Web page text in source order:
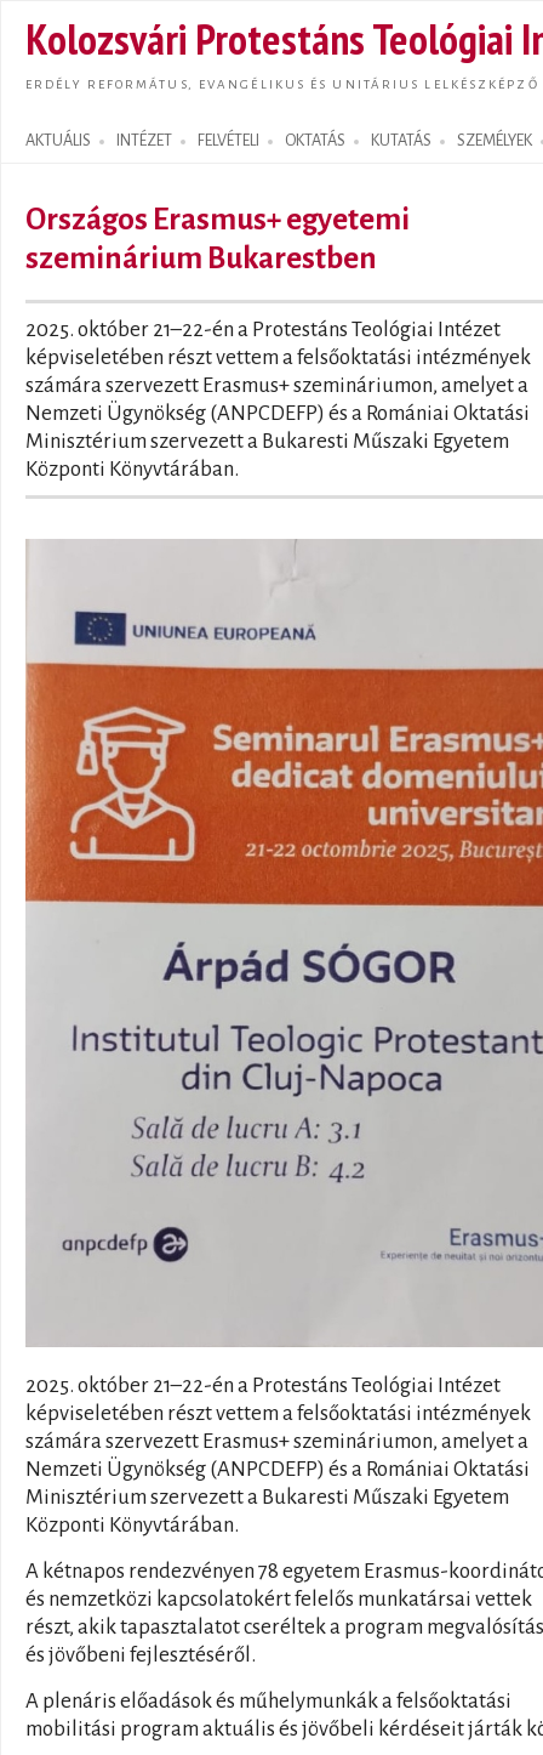
Kolozsvári Protestáns Teológiai
ERDÉLY REFORMÁTUS, EVANGÉLIKUS ÉS UNITÁRIUS LELKÉSZKÉPZŐ
AKTUÁLIS INTÉZET FELVÉTELI OKTATÁS KUTATÁS SZEMÉLYEK
Search form
Országos Erasmus+ egyetemi
szeminárium Bukarestben
2025. október 21–22-én a Protestáns Teológiai Intézet
képviseletében részt vettem a felsőoktatási intézmények
számára szervezett Erasmus+ szemináriumon, amelyet a
Nemzeti Ügynökség (ANPCDEFP) és a Romániai Oktatási
Minisztérium szervezett a Bukaresti Műszaki Egyetem
Központi Könyvtárában.
2025. október 21–22-én a Protestáns Teológiai Intézet
képviseletében részt vettem a felsőoktatási intézmények
számára szervezett Erasmus+ szemináriumon, amelyet a
Nemzeti Ügynökség (ANPCDEFP) és a Romániai Oktatási
Minisztérium szervezett a Bukaresti Műszaki Egyetem
Központi Könyvtárában.
A kétnapos rendezvényen 78 egyetem Erasmus-
és nemzetközi kapcsolatokért felelős munkatársai vettek
részt, akik tapasztalatot cseréltek a program
és jövőbeni fejlesztéséről.
A plenáris előadások és műhelymunkák a felsőoktatási
mobilitási program aktuális és jövőbeli kérdéseit járták